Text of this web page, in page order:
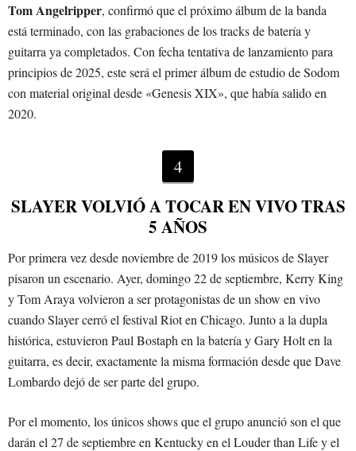
Tom Angelripper, confirmó que el próximo álbum de la banda
está terminado, con las grabaciones de los tracks de batería y
guitarra ya completados. Con fecha tentativa de lanzamiento para
principios de 2025, este será el primer álbum de estudio de Sodom
con material original desde «Genesis XIX», que había salido en
2020.
4
SLAYER VOLVIÓ A TOCAR EN VIVO TRAS
5 AÑOS
Por primera vez desde noviembre de 2019 los músicos de Slayer
pisaron un escenario. Ayer, domingo 22 de septiembre, Kerry King
y Tom Araya volvieron a ser protagonistas de un show en vivo
cuando Slayer cerró el festival Riot en Chicago. Junto a la dupla
histórica, estuvieron Paul Bostaph en la batería y Gary Holt en la
guitarra, es decir, exactamente la misma formación desde que Dave
Lombardo dejó de ser parte del grupo.
Por el momento, los únicos shows que el grupo anunció son el que
darán el 27 de septiembre en Kentucky en el Louder than Life y el